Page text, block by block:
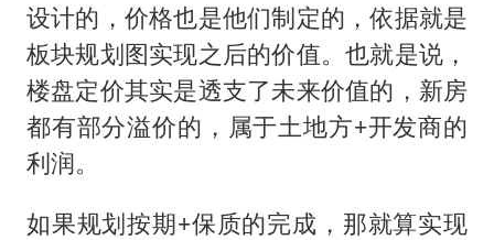
设计的，价格也是他们制定的，依据就是
板块规划图实现之后的价值。也就是说，
楼盘定价其实是透支了未来价值的，新房
都有部分溢价的，属于土地方+开发商的
利润。
如果规划按期+保质的完成，那就算实现